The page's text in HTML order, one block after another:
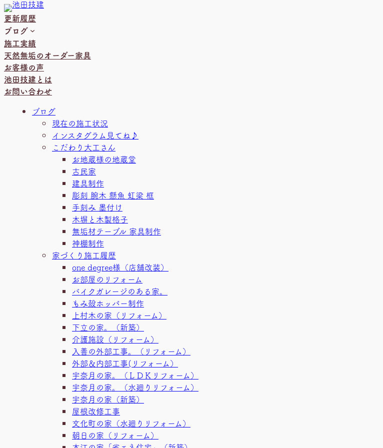
内
容
を
ス
キ
ッ
プ
更新履歴
ブログ
施工実績
天然無垢のオーダー家具
お客様の声
池田技建とは
お問い合わせ
ブログ
現在の施工状況
インスタグラム見てね♪
こだわり大工さん
お地蔵様の地蔵堂
古民家
建具制作
彫刻 腕木 懸魚 虹梁 框
手刻み 墨付け
木塀と木製格子
無垢材テーブル 家具制作
神棚制作
家づくり施工履歴
one degree様（店舗改装）
お部屋のリフォーム
バイクガレージのある家。
もみ殻ホッパー制作
上村木の家（リフォーム）
下立の家。（新築）
介護施設（リフォーム）
入善の外部工事。（リフォーム）
外部＆内部工事(リフォーム）
宇奈月の家。（ＬＤＫリフォーム）
宇奈月の家。（水廻りリフォーム）
宇奈月の家（新築）
屋根改修工事
文化町の家（水廻りリフォーム）
朝日の家（リフォーム）